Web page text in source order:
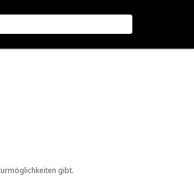
gibt.